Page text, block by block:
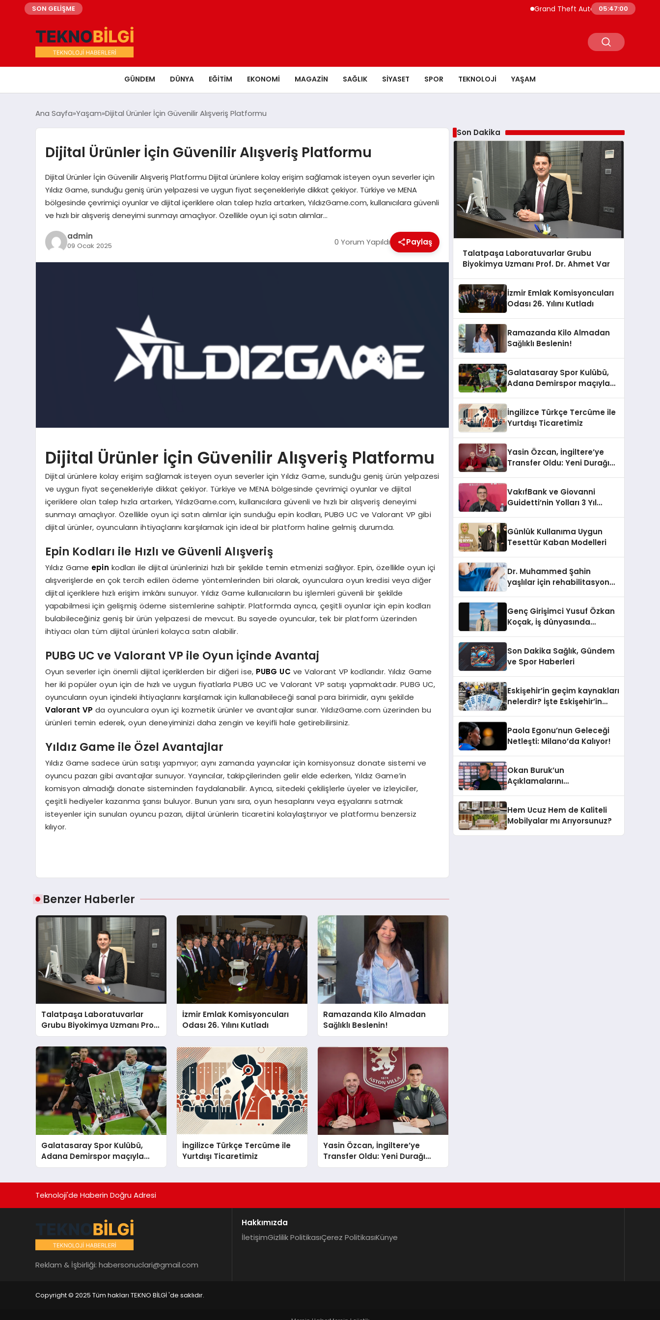
SON GELİŞME Grand Theft Auto VI Yeni Tanıtım Tarihi
05:47:01
GÜNDEM DÜNYA EĞITIM EKONOMI MAGAZIN SAĞLIK SIYASET SPOR TEKNOLOJI YAŞAM
Ana Sayfa Yaşam Dijital Ürünler İçin Güvenilir Alışveriş Platformu
Dijital Ürünler İçin Güvenilir Alışveriş Platformu
Dijital Ürünler İçin Güvenilir Alışveriş Platformu Dijital ürünlere kolay erişim sağlamak isteyen oyun severler için
Yıldız Game, sunduğu geniş ürün yelpazesi ve uygun fiyat seçenekleriyle dikkat çekiyor. Türkiye ve MENA
bölgesinde çevrimiçi oyunlar ve dijital içeriklere olan talep hızla artarken, YıldızGame.com, kullanıcılara güvenli
ve hızlı bir alışveriş deneyimi sunmayı amaçlıyor. Özellikle oyun içi satın alımlar…
admin
09 Ocak 2025 0 Yorum Yapıldı Paylaş
Dijital Ürünler İçin Güvenilir Alışveriş Platformu
Dijital ürünlere kolay erişim sağlamak isteyen oyun severler için Yıldız Game, sunduğu geniş ürün yelpazesi
ve uygun fiyat seçenekleriyle dikkat çekiyor. Türkiye ve MENA bölgesinde çevrimiçi oyunlar ve dijital
içeriklere olan talep hızla artarken, YıldızGame.com, kullanıcılara güvenli ve hızlı bir alışveriş deneyimi
sunmayı amaçlıyor. Özellikle oyun içi satın alımlar için sunduğu epin kodları, PUBG UC ve Valorant VP gibi
dijital ürünler, oyuncuların ihtiyaçlarını karşılamak için ideal bir platform haline gelmiş durumda.
Epin Kodları ile Hızlı ve Güvenli Alışveriş
Yıldız Game epin kodları ile dijital ürünlerinizi hızlı bir şekilde temin etmenizi sağlıyor. Epin, özellikle oyun içi
alışverişlerde en çok tercih edilen ödeme yöntemlerinden biri olarak, oyunculara oyun kredisi veya diğer
dijital içeriklere hızlı erişim imkânı sunuyor. Yıldız Game kullanıcıların bu işlemleri güvenli bir şekilde
yapabilmesi için gelişmiş ödeme sistemlerine sahiptir. Platformda ayrıca, çeşitli oyunlar için epin kodları
bulabileceğiniz geniş bir ürün yelpazesi de mevcut. Bu sayede oyuncular, tek bir platform üzerinden
ihtiyacı olan tüm dijital ürünleri kolayca satın alabilir.
PUBG UC ve Valorant VP ile Oyun İçinde Avantaj
Oyun severler için önemli dijital içeriklerden bir diğeri ise, PUBG UC ve Valorant VP kodlarıdır. Yıldız Game
her iki popüler oyun için de hızlı ve uygun fiyatlarla PUBG UC ve Valorant VP satışı yapmaktadır. PUBG UC,
oyuncuların oyun içindeki ihtiyaçlarını karşılamak için kullanabileceği sanal para birimidir, aynı şekilde
Valorant VP da oyunculara oyun içi kozmetik ürünler ve avantajlar sunar. YıldızGame.com üzerinden bu
ürünleri temin ederek, oyun deneyiminizi daha zengin ve keyifli hale getirebilirsiniz.
Yıldız Game ile Özel Avantajlar
Yıldız Game sadece ürün satışı yapmıyor; aynı zamanda yayıncılar için komisyonsuz donate sistemi ve
oyuncu pazarı gibi avantajlar sunuyor. Yayıncılar, takipçilerinden gelir elde ederken, Yıldız Game’in
komisyon almadığı donate sisteminden faydalanabilir. Ayrıca, sitedeki çekilişlerle üyeler ve izleyiciler,
çeşitli hediyeler kazanma şansı buluyor. Bunun yanı sıra, oyun hesaplarını veya eşyalarını satmak
isteyenler için sunulan oyuncu pazarı, dijital ürünlerin ticaretini kolaylaştırıyor ve platformu benzersiz
kılıyor.
Benzer Haberler
Talatpaşa Laboratuvarlar
Grubu Biyokimya Uzmanı Prof.
Dr. Ahmet Var
İzmir Emlak Komisyoncuları
Odası 26. Yılını Kutladı
Ramazanda Kilo Almadan
Sağlıklı Beslenin!
Galatasaray Spor Kulübü,
Adana Demirspor maçıyla
ilgili yaşanan olayların
İngilizce Türkçe Tercüme ile
Yurtdışı Ticaretimiz
Yasin Özcan, İngiltere’ye
Transfer Oldu: Yeni Durağı
Aston Villa!
Son Dakika
Talatpaşa Laboratuvarlar Grubu
Biyokimya Uzmanı Prof. Dr. Ahmet Var
İzmir Emlak Komisyoncuları
Odası 26. Yılını Kutladı
Ramazanda Kilo Almadan
Sağlıklı Beslenin!
Galatasaray Spor Kulübü,
Adana Demirspor maçıyla
başvuru yapıldığını duyurdu.
İngilizce Türkçe Tercüme ile
Yurtdışı Ticaretimiz
Yasin Özcan, İngiltere’ye
Transfer Oldu: Yeni Durağı
VakıfBank ve Giovanni
Guidetti’nin Yolları 3 Yıl
Günlük Kullanıma Uygun
Tesettür Kaban Modelleri
Dr. Muhammed Şahin
yaşlılar için rehabilitasyon
Genç Girişimci Yusuf Özkan
Koçak, İş dünyasında
Son Dakika Sağlık, Gündem
ve Spor Haberleri
Eskişehir’in geçim kaynakları
nelerdir? İşte Eskişehir’in
Paola Egonu’nun Geleceği
Netleşti: Milano’da Kalıyor!
Okan Buruk’un
Açıklamalarını
Hem Ucuz Hem de Kaliteli
Mobilyalar mı Arıyorsunuz?
Teknoloji'de Haberin Doğru Adresi
Reklam & İşbirliği: habersonuclari@gmail.com
Hakkımızda
İletişimGizlilik PolitikasıÇerez PolitikasıKünye
Copyright © 2025 Tüm hakları TEKNO BİLGİ 'de saklıdır.